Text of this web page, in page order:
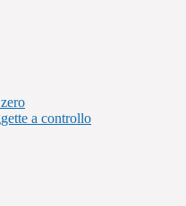
a controllo